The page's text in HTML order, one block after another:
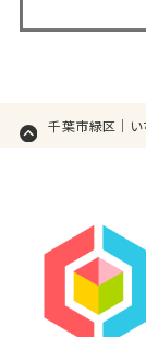
千葉市緑区｜